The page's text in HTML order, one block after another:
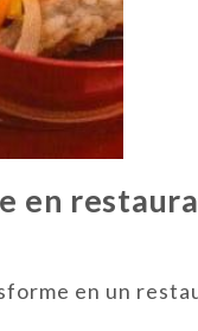
en
en un